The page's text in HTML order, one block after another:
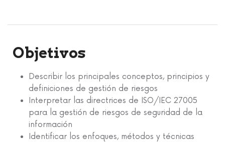
Objetivos
Describir los principales conceptos, principios y
definiciones de gestión de riesgos
Interpretar las directrices de ISO/IEC 27005
para la gestión de riesgos de seguridad de la
información
Identificar los enfoques, métodos y técnicas